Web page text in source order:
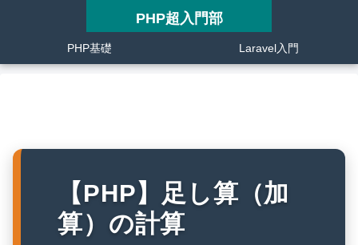
PHP超入門部
PHP基礎 Laravel入門
【PHP】足し算（加
算）の計算